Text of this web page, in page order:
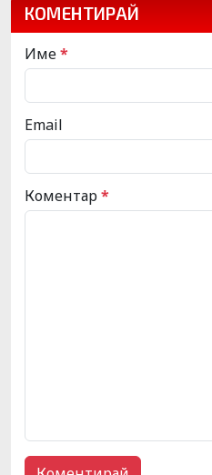
КОМЕНТИРАЙ
Име*
Email
Коментар*